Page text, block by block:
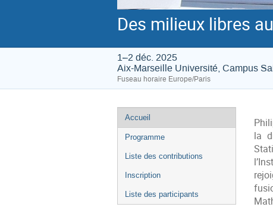
Des milieux libres
1–2 déc. 2025
Aix-Marseille Université, Campus
Fuseau horaire Europe/Paris
Menu
de
l'événement
Accueil
Programme
Liste des contributions
Inscription
Liste des participants
la